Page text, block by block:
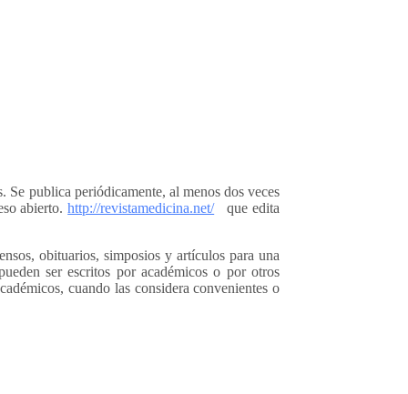
publica periódicamente, al menos dos veces
abierto.http://revistamedicina.net/que edita
obituarios, simposios y artículos para una
ser escritos por académicos o por otros
cuando las considera convenientes o